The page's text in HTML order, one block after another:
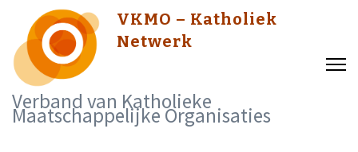
content
(Press
Enter)
VKMO – Katholiek
Netwerk
Verband van Katholieke
Maatschappelijke Organisaties